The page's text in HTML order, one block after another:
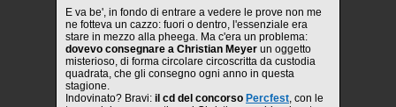
E va be', in fondo di entrare a vedere le prove non me
ne fotteva un cazzo: fuori o dentro, l'essenziale era
stare in mezzo alla pheega. Ma c'era un problema:
dovevo consegnare a Christian Meyer un oggetto
misterioso, di forma circolare circoscritta da custodia
quadrata, che gli consegno ogni anno in questa
stagione.
Indovinato? Bravi: il cd del concorso Percfest , con le